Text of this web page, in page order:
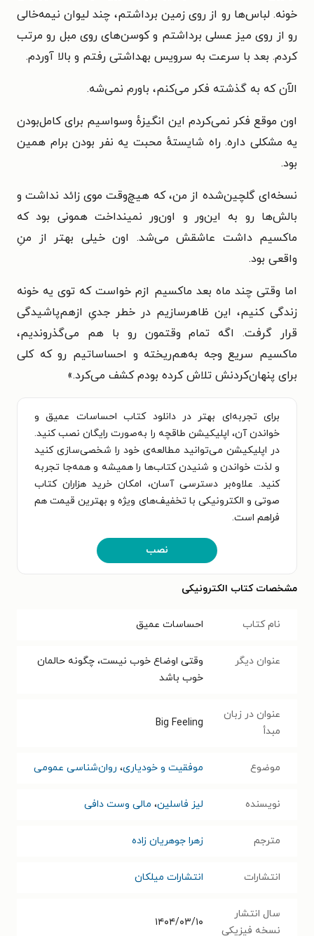
خونه. لباس‌ها رو از روی زمین برداشتم، چند لیوان نیمه‌خالی
رو از روی میز عسلی برداشتم و کوسن‌های روی مبل رو مرتب
کردم. بعد با سرعت به سرویس بهداشتی رفتم و بالا آوردم.
الآن که به گذشته فکر می‌کنم، باورم نمی‌شه.
اون موقع فکر نمی‌کردم این انگیزهٔ وسواسیم برای کامل‌بودن
یه مشکلی داره. راه شایستهٔ محبت یه نفر بودن برام همین
بود.
نسخه‌ای گلچین‌شده از من، که هیچ‌وقت موی زائد نداشت و
بالش‌ها رو به این‌ور و اون‌ور نمینداخت همونی بود که
ماکسیم داشت عاشقش می‌شد. اون خیلی بهتر از منِ
واقعی بود.
اما وقتی چند ماه بعد ماکسیم ازم خواست که توی یه خونه
زندگی کنیم، این ظاهرسازیم در خطر جدیِ ازهم‌پاشیدگی
قرار گرفت. اگه تمام وقتمون رو با هم می‌گذروندیم،
ماکسیم سریع وجه به‌هم‌ریخته و احساساتیم رو که کلی
برای پنهان‌کردنش تلاش کرده بودم کشف می‌کرد.»
برای تجربه‌ای بهتر در دانلود کتاب احساسات عمیق و
خواندن آن، اپلیکیشن طاقچه را به‌صورت رایگان نصب کنید.
در اپلیکیشن می‌توانید مطالعه‌ی خود را شخصی‌سازی کنید
و لذت خواندن و شنیدن کتاب‌ها را همیشه و همه‌جا تجربه
کنید. علاوه‌بر دسترسی آسان، امکان خرید هزاران کتاب
صوتی و الکترونیکی با تخفیف‌های ویژه و بهترین قیمت هم
فراهم است.
نصب
مشخصات کتاب الکترونیکی
نام کتاب احساسات عمیق
عنوان دیگر
وقتی اوضاع خوب نیست، چگونه حالمان
خوب باشد
عنوان در زبان
مبدأ
Big Feeling
موضوع موفقیت و خودیاری، روان‌شناسی عمومی
نویسنده لیز فاسلین، مالی وست دافی
مترجم زهرا جوهریان زاده
انتشارات انتشارات میلکان
سال انتشار
نسخه فیزیکی
۱۴۰۴/۰۳/۱۰